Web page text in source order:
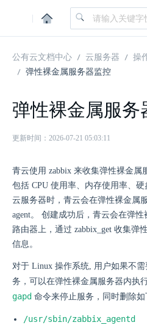
|
公有云文档中心 云服务器 操
弹性裸金属服务器监控
弹性裸金属服务
更新时间：2026-07-21 05:03:11
青云使用 zabbix 来收集弹性裸金属
包括 CPU 使用率、内存使用率、
云服务器时，青云会在弹性裸金属
agent。 创建成功后，青云会在弹
路由器上，通过 zabbix_get 收集弹
信息。
对于 Linux 操作系统, 用户如果不
务，可以在弹性裸金属服务器内执
gapd 命令来停止服务，同时删除如
/usr/sbin/zabbix_agentd